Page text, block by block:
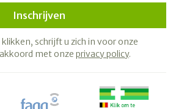
Inschrijven
schrijft u zich in voor onze
met onze privacy policy.